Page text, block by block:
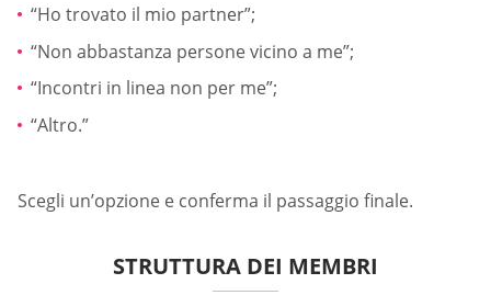
“Ho trovato il mio partner”;
“Non abbastanza persone vicino a me”;
“Incontri in linea non per me”;
“Altro.”
Scegli un’opzione e conferma il passaggio finale.
STRUTTURA DEI MEMBRI